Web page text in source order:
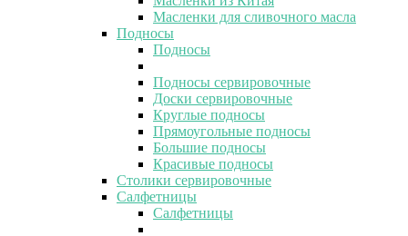
Масленки для сливочного масла
Подносы
Подносы
Подносы сервировочные
Доски сервировочные
Круглые подносы
Прямоугольные подносы
Большие подносы
Красивые подносы
Столики сервировочные
Салфетницы
Салфетницы